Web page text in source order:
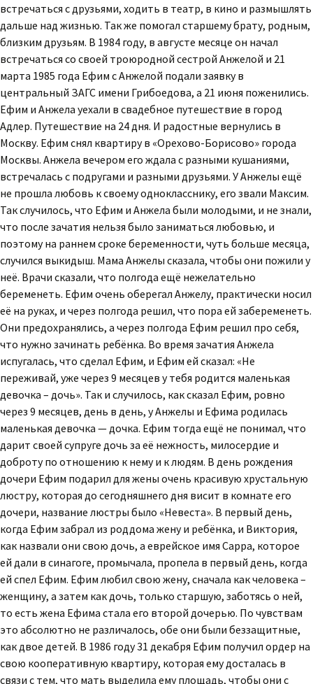
встречаться с друзьями, ходить в театр, в кино и размышлять
дальше над жизнью. Так же помогал старшему брату, родным,
близким друзьям. В 1984 году, в августе месяце он начал
встречаться со своей троюродной сестрой Анжелой и 21
марта 1985 года Ефим с Анжелой подали заявку в
центральный ЗАГС имени Грибоедова, а 21 июня поженились.
Ефим и Анжела уехали в свадебное путешествие в город
Адлер. Путешествие на 24 дня. И радостные вернулись в
Москву. Ефим снял квартиру в «Орехово-Борисово» города
Москвы. Анжела вечером его ждала с разными кушаниями,
встречалась с подругами и разными друзьями. У Анжелы ещё
не прошла любовь к своему однокласснику, его звали Максим.
Так случилось, что Ефим и Анжела были молодыми, и не знали,
что после зачатия нельзя было заниматься любовью, и
поэтому на раннем сроке беременности, чуть больше месяца,
случился выкидыш. Мама Анжелы сказала, чтобы они пожили у
неё. Врачи сказали, что полгода ещё нежелательно
беременеть. Ефим очень оберегал Анжелу, практически носил
её на руках, и через полгода решил, что пора ей забеременеть.
Они предохранялись, а через полгода Ефим решил про себя,
что нужно зачинать ребёнка. Во время зачатия Анжела
испугалась, что сделал Ефим, и Ефим ей сказал: «Не
переживай, уже через 9 месяцев у тебя родится маленькая
девочка – дочь». Так и случилось, как сказал Ефим, ровно
через 9 месяцев, день в день, у Анжелы и Ефима родилась
маленькая девочка — дочка. Ефим тогда ещё не понимал, что
дарит своей супруге дочь за её нежность, милосердие и
доброту по отношению к нему и к людям. В день рождения
дочери Ефим подарил для жены очень красивую хрустальную
люстру, которая до сегодняшнего дня висит в комнате его
дочери, название люстры было «Невеста». В первый день,
когда Ефим забрал из роддома жену и ребёнка, и Виктория,
как назвали они свою дочь, а еврейское имя Сарра, которое
ей дали в синагоге, промычала, пропела в первый день, когда
ей спел Ефим. Ефим любил свою жену, сначала как человека –
женщину, а затем как дочь, только старшую, заботясь о ней,
то есть жена Ефима стала его второй дочерью. По чувствам
это абсолютно не различалось, обе они были беззащитные,
как двое детей. В 1986 году 31 декабря Ефим получил ордер на
свою кооперативную квартиру, которая ему досталась в
связи с тем, что мать выделила ему площадь, чтобы они с